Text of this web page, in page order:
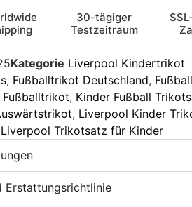
30-tägiger
Testzeitraum
Kategorie Liverpool Kindertrikot
, Fußballtrikot Deutschland,
Fußballtrikot, Kinder Fußball
, Liverpool Kinder
Liverpool Trikotsatz für Kinder
Erstattungsrichtlinie